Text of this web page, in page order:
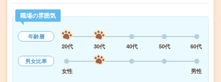
職場の雰囲気
年齢層
20代
30代 40代 50代
60代
男女比率
女性
男性